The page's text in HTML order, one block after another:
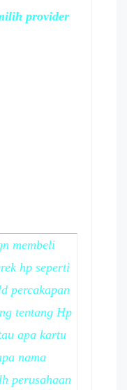
provider
membeli
hp seperti
percakapan
tentang Hp
apa kartu
nama
perusahaan